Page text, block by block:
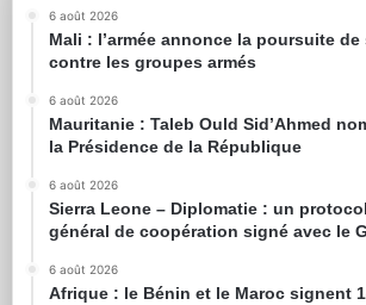
6 août 2026
Mali : l’armée annonce la poursuite
contre les groupes armés
6 août 2026
Mauritanie : Taleb Ould Sid’Ahmed
la Présidence de la République
6 août 2026
Sierra Leone – Diplomatie : un
général de coopération signé avec le
6 août 2026
Afrique : le Bénin et le Maroc signent